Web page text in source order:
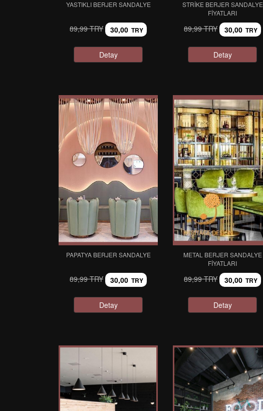
YASTIKLI BERJER SANDALYE
89,99 TRY 30,00 TRY
Detay
STRIKE BERJER SANDALYE
FIYATLARI
89,99 TRY 30,00 TRY
Detay
PAPATYA BERJER SANDALYE
89,99 TRY 30,00 TRY
Detay
METAL BERJER SANDALYE
FIYATLARI
89,99 TRY 30,00 TRY
Detay